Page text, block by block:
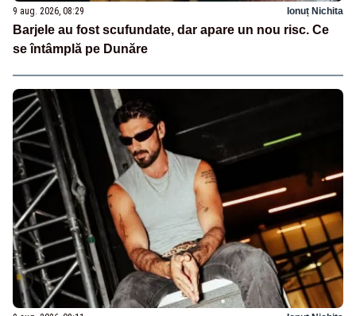
9 aug. 2026, 08:29 Ionuț Nichita
Barjele au fost scufundate, dar apare un nou risc. Ce
se întâmplă pe Dunăre